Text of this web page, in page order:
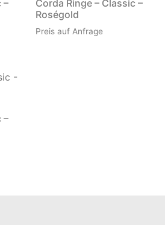
–
Corda Ringe – Classic –
Roségold
Preis auf Anfrage
–